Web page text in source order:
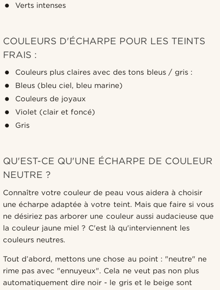
Verts intenses
COULEURS D'ÉCHARPE POUR LES TEINTS
FRAIS :
Couleurs plus claires avec des tons bleus / gris :
Bleus (bleu ciel, bleu marine)
Couleurs de joyaux
Violet (clair et foncé)
Gris
QU'EST-CE QU'UNE ÉCHARPE DE COULEUR
NEUTRE ?
Connaître votre couleur de peau vous aidera à choisir
une écharpe adaptée à votre teint. Mais que faire si vous
ne désiriez pas arborer une couleur aussi audacieuse que
la couleur jaune miel ? C'est là qu'interviennent les
couleurs neutres.
Tout d’abord, mettons une chose au point : "neutre" ne
rime pas avec "ennuyeux". Cela ne veut pas non plus
automatiquement dire noir - le gris et le beige sont